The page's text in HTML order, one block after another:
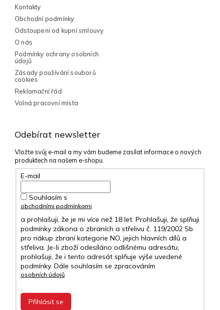
Odebírat newsletter
Vložte svůj e-mail a my vám budeme zasílat informace o nových
produktech na našem e-shopu.
E-mail
Souhlasím s
obchodními podmínkami
a prohlašuji, že je mi více než 18 let. Prohlašuji, že splňuji
podmínky zákona o zbraních a střelivu č. 119/2002 Sb.
pro nákup zbraní kategorie NO, jejich hlavních dílů a
střeliva. Je-li zboží odesíláno odlišnému adresátu,
prohlašuji, že i tento adresát splňuje výše uvedené
podmínky. Dále souhlasím se zpracováním
osobních údajů
.
Přihlásit se
Kontakty
Obchodní podmínky
Odstoupení od kupní smlouvy
O nás
Podmínky ochrany osobních
údajů
Zásady používání souborů
cookies
Reklamační řád
Volná pracovní místa